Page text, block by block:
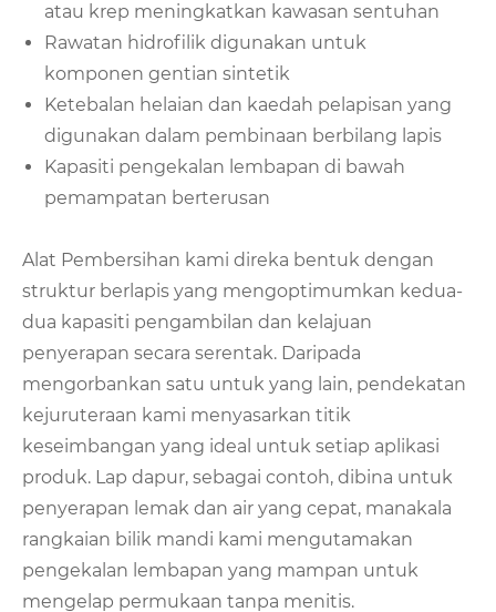
atau krep meningkatkan kawasan sentuhan
Rawatan hidrofilik digunakan untuk
komponen gentian sintetik
Ketebalan helaian dan kaedah pelapisan yang
digunakan dalam pembinaan berbilang lapis
Kapasiti pengekalan lembapan di bawah
pemampatan berterusan
Alat Pembersihan kami direka bentuk dengan
struktur berlapis yang mengoptimumkan kedua-
dua kapasiti pengambilan dan kelajuan
penyerapan secara serentak. Daripada
mengorbankan satu untuk yang lain, pendekatan
kejuruteraan kami menyasarkan titik
keseimbangan yang ideal untuk setiap aplikasi
produk. Lap dapur, sebagai contoh, dibina untuk
penyerapan lemak dan air yang cepat, manakala
rangkaian bilik mandi kami mengutamakan
pengekalan lembapan yang mampan untuk
mengelap permukaan tanpa menitis.